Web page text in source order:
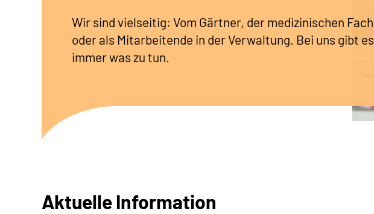
Wir sind vielseitig: Vom Gärtner, der medizinischen
oder als Mitarbeitende in der Verwaltung. Bei uns gibt es
immer was zu tun.
Aktuelle Information